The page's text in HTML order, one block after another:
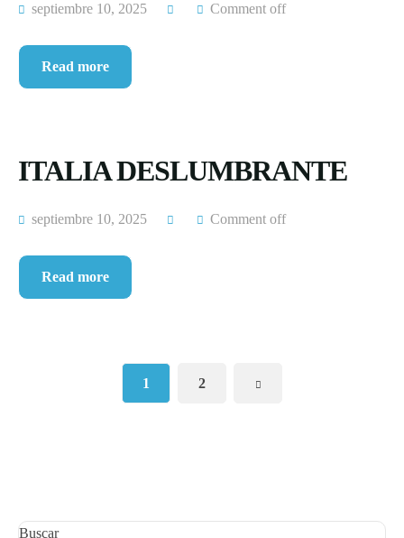
septiembre 10, 2025 Comment off
Read more
ITALIA DESLUMBRANTE
septiembre 10, 2025 Comment off
Read more
1 2
Buscar